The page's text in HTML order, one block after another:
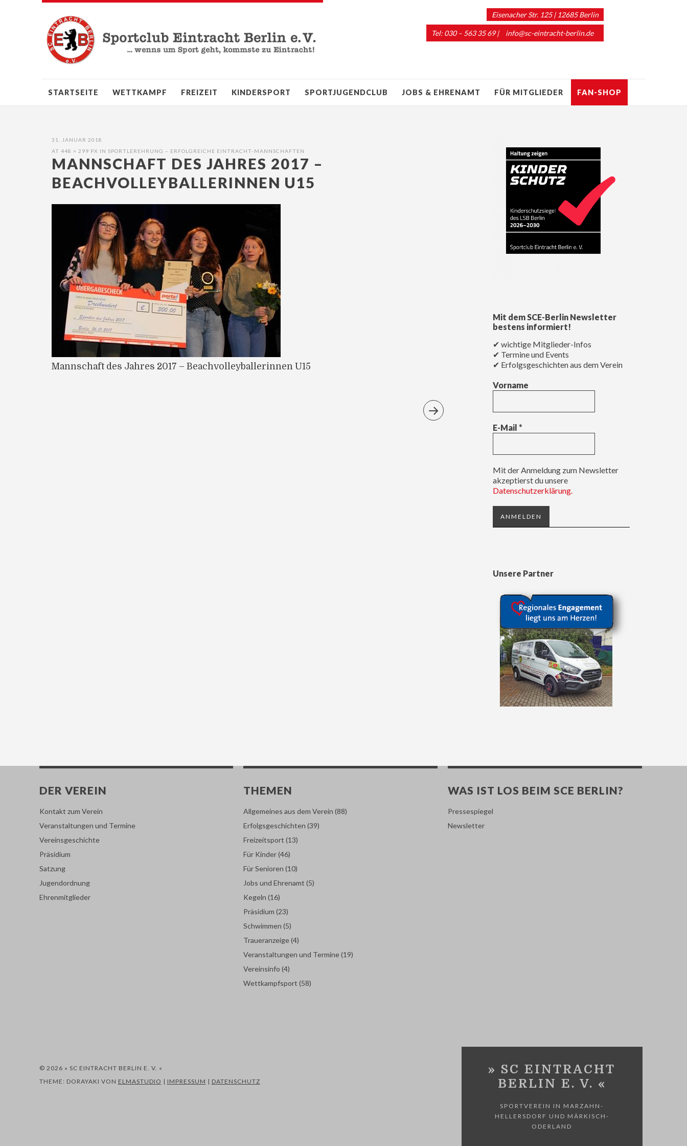
Eisenacher Str. 125 | 12685 Berlin
Tel: 030 – 563 35 69 | info@sc-eintracht-berlin.de
STARTSEITE WETTKAMPF FREIZEIT KINDERSPORT SPORTJUGENDCLUB JOBS & EHRENAMT FÜR MITGLIEDER FAN-SHOP
31. JANUAR 2018
AT 448 × 299 PX IN SPORTLEREHRUNG – ERFOLGREICHE EINTRACHT-MANNSCHAFTEN
MANNSCHAFT DES JAHRES 2017 –
BEACHVOLLEYBALLERINNEN U15
Mannschaft des Jahres 2017 – Beachvolleyballerinnen U15
Mit dem SCE-Berlin Newsletter
bestens informiert!
✔ wichtige Mitglieder-Infos
✔ Termine und Events
✔ Erfolgsgeschichten aus dem Verein
Vorname
E-Mail *
Mit der Anmeldung zum Newsletter
akzeptierst du unsere
Datenschutzerklärung.
Unsere Partner
DER VEREIN
Kontakt zum Verein
Veranstaltungen und Termine
Vereinsgeschichte
Präsidium
Satzung
Jugendordnung
Ehrenmitglieder
THEMEN
Allgemeines aus dem Verein (88)
Erfolgsgeschichten (39)
Freizeitsport (13)
Für Kinder(46)
Für Senioren (10)
Jobs und Ehrenamt (5)
Kegeln (16)
Präsidium (23)
Schwimmen (5)
Traueranzeige(4)
Veranstaltungen und Termine(19)
Vereinsinfo (4)
Wettkampfsport (58)
WAS IST LOS BEIM SCE BERLIN?
Pressespiegel
Newsletter
© 2026 » SC EINTRACHT BERLIN E. V. «
THEME: DORAYAKI VON ELMASTUDIO | IMPRESSUM | DATENSCHUTZ
» SC EINTRACHT
BERLIN E. V. «
SPORTVEREIN IN MARZAHN-
HELLERSDORF UND MÄRKISCH-
ODERLAND